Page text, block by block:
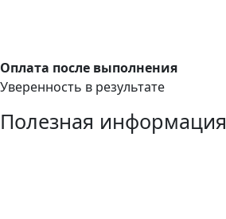
Оплата после выполнения
Уверенность в результате
Полезная информация